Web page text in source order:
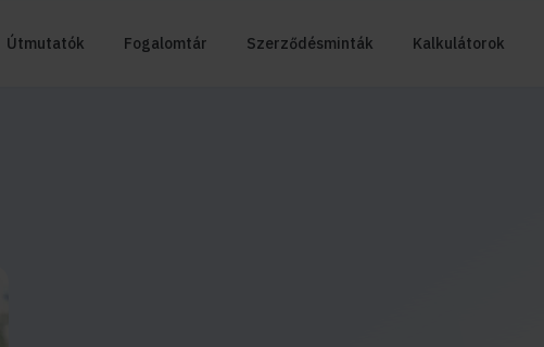
Útmutatók Fogalomtár Szerződésminták Kalkulátorok